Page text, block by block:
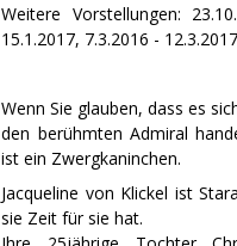
Weitere Vorstellungen:
15.1.2017, 7.3.2016 -
Wenn Sie glauben, dass es
den berühmten Admiral
ist ein Zwergkaninchen.
Jacqueline von Klickel ist
sie Zeit für sie hat.